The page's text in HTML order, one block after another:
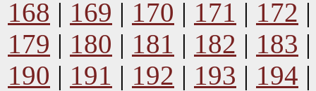
168 | 169 | 170 | 171 | 172
179 | 180 | 181 | 182 | 183
190 | 191 | 192 | 193 | 194